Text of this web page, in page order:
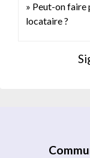
Peut-on faire
locataire ?